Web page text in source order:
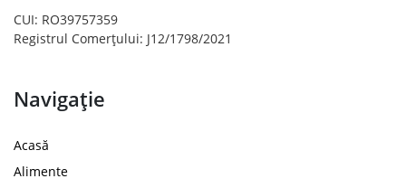
CUI: RO39757359
Registrul Comerțului: J12/1798/2021
Navigație
Acasă
Alimente